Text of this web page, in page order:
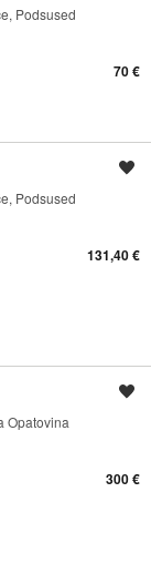
Podsused
70 €
Podsused
131,40 €
Opatovina
300 €